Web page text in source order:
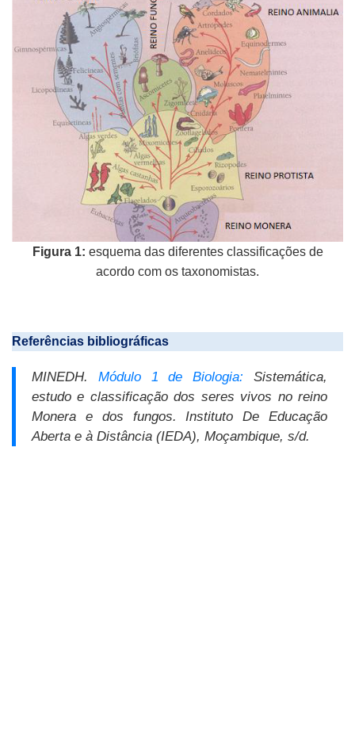
Figura 1: esquema das diferentes classificações de
acordo com os taxonomistas.
Referências bibliográficas
MINEDH. Módulo 1 de Biologia:Sistemática,
estudo e classificação dos seres vivos no reino
Monera e dos fungos.
Instituto De Educação
Aberta e à Distância (IEDA), Moçambique, s/d.